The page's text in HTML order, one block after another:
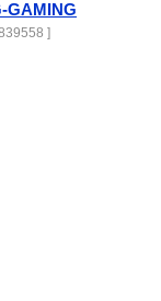
GAMING
]